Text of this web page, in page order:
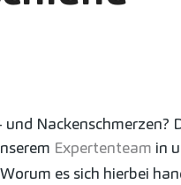
Expertenteam in
es sich hierbei